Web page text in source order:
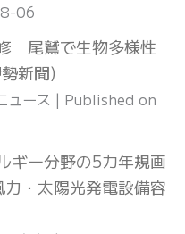
06
尾鷲で生物多様性
新聞)
ュース
Published on
ギー分野の5カ年規画
・太陽光発電設備容